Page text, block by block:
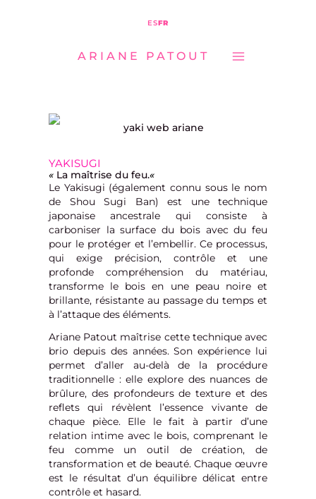
ESFR
ARIANE PATOUT
YAKISUGI
« La maîtrise du feu.«
Le Yakisugi (également connu sous le nom
de Shou Sugi Ban) est une technique
japonaise ancestrale qui consiste à
carboniser la surface du bois avec du feu
pour le protéger et l’embellir. Ce processus,
qui exige précision, contrôle et une
profonde compréhension du matériau,
transforme le bois en une peau noire et
brillante, résistante au passage du temps et
à l’attaque des éléments.
Ariane Patout maîtrise cette technique avec
brio depuis des années. Son expérience lui
permet d’aller au-delà de la procédure
traditionnelle : elle explore des nuances de
brûlure, des profondeurs de texture et des
reflets qui révèlent l’essence vivante de
chaque pièce. Elle le fait à partir d’une
relation intime avec le bois, comprenant le
feu comme un outil de création, de
transformation et de beauté. Chaque œuvre
est le résultat d’un équilibre délicat entre
contrôle et hasard.